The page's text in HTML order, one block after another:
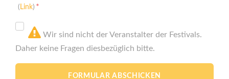
( Link) *
Wir sind nicht der Veranstalter der Festivals.
Daher keine Fragen diesbezüglich bitte.